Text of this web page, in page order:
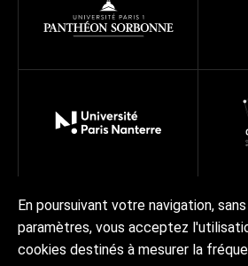
À proposProgrammesRéseau
Actualités | AgendaContact
En poursuivant votre navigation,
paramètres, vous acceptez
cookies destinés à mesurer la